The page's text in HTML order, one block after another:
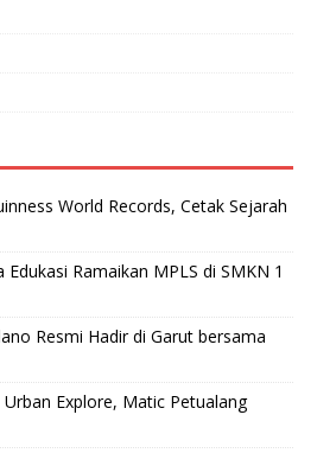
World Records, Cetak Sejarah
Edukasi Ramaikan MPLS di SMKN 1
Resmi Hadir di Garut bersama
Urban Explore, Matic Petualang